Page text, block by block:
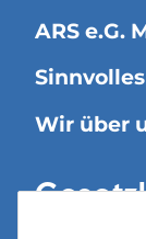
ARS e.G.
Wir über